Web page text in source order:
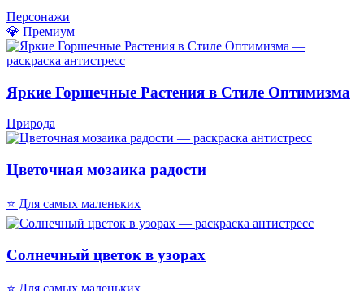
Персонажи
💎 Премиум
Яркие Горшечные Растения в Стиле Оптимизма
Природа
Цветочная мозаика радости
⭐ Для самых маленьких
Солнечный цветок в узорах